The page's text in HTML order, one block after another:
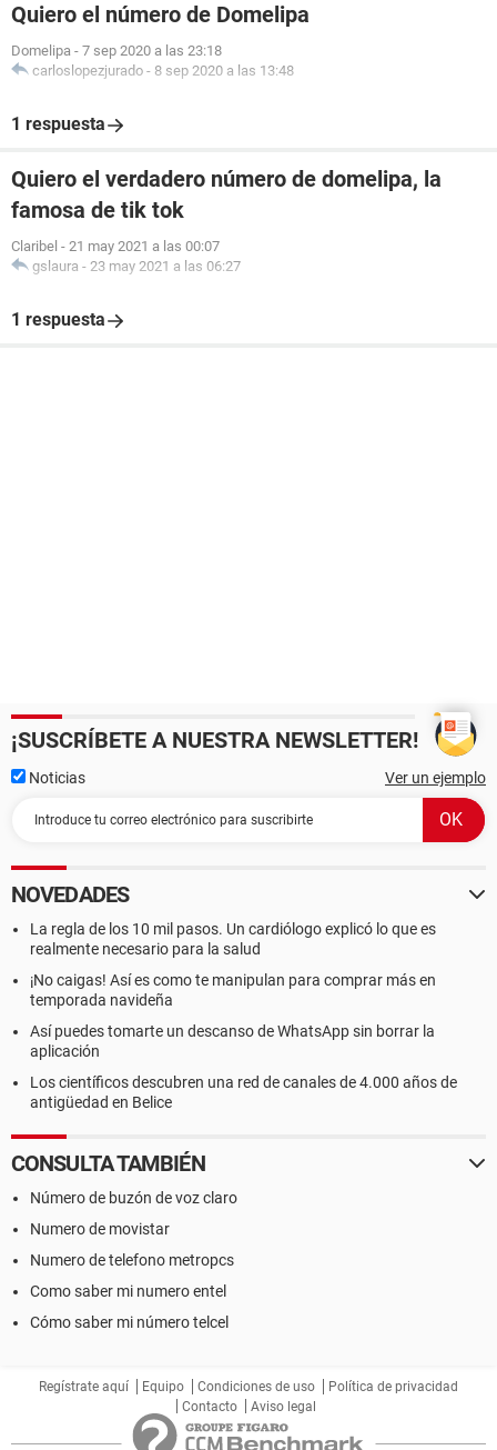
Quiero el número de Domelipa
Domelipa - 7 sep 2020 a las 23:18
carloslopezjurado - 8 sep 2020 a las 13:48
1 respuesta
Quiero el verdadero número de domelipa, la
famosa de tik tok
Claribel - 21 may 2021 a las 00:07
gslaura - 23 may 2021 a las 06:27
1 respuesta
¡SUSCRÍBETE A NUESTRA NEWSLETTER!
Noticias Ver un ejemplo
NOVEDADES
La regla de los 10 mil pasos. Un cardiólogo explicó lo que es
realmente necesario para la salud
¡No caigas! Así es como te manipulan para comprar más en
temporada navideña
Así puedes tomarte un descanso de WhatsApp sin borrar la
aplicación
Los científicos descubren una red de canales de 4.000 años de
antigüedad en Belice
CONSULTA TAMBIÉN
Número de buzón de voz claro
Numero de movistar
Numero de telefono metropcs
Como saber mi numero entel
Cómo saber mi número telcel
Regístrate aquí Equipo Condiciones de uso
Política de privacidad
Contacto
Aviso legal